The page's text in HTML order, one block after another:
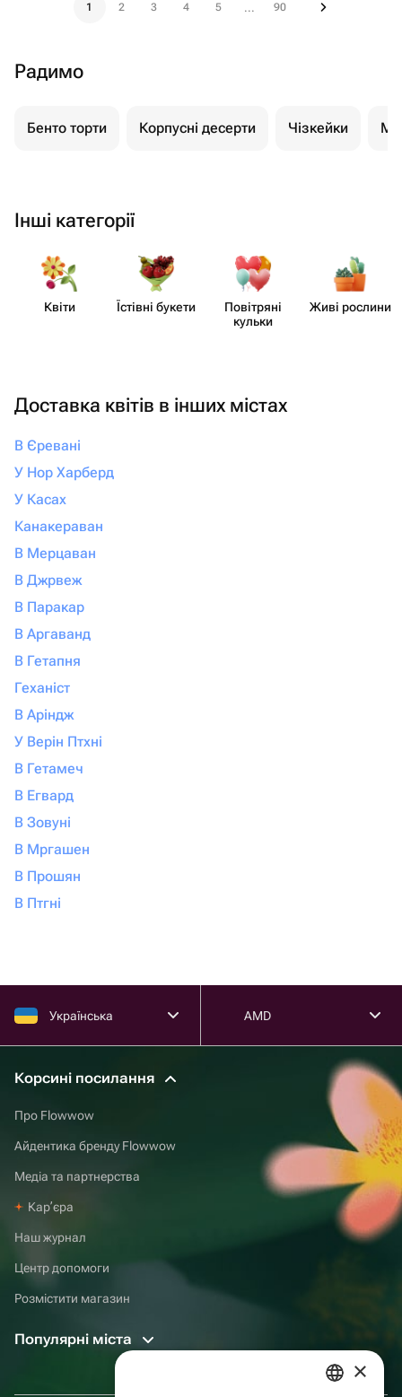
1 2 3 4 5 ... 90
Радимо
Бенто торти Корпусні десерти Чізкейки
Інші категорії
Квіти Їстівні букети
Повітряні
кульки
Живі рослини
Доставка квітів в інших містах
В Єревані
У Нор Харберд
У Касах
Канакераван
В Мерцаван
В Джрвеж
В Паракар
В Аргаванд
В Гетапня
Геханіст
В Аріндж
У Верін Птхні
В Гетамеч
В Егвард
В Зовуні
В Мргашен
В Прошян
В Птгні
Українська AMD
Корсині посилання
Про Flowwow
Айдентика бренду Flowwow
Медіа та партнерства
Карʼєра
Наш журнал
Центр допомоги
Розмістити магазин
Популярні міста
×